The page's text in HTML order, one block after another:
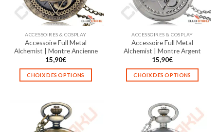
ACCESSOIRES & COSPLAY
Accessoire Full Metal
Alchemist | Montre Ancienne
15,90€
CHOIX DES OPTIONS
a
plusieurs
variations.
ACCESSOIRES & COSPLAY
Accessoire Full Metal
Alchemist | Montre Argent
15,90€
CHOIX DES OPTIONS
a
plusieurs
variations.